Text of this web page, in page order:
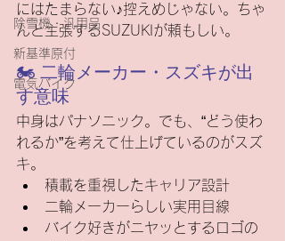
除雪機・汎用品
新基準原付
電気バイク
にはたまらない♪控えめじゃない。ちゃ
んと主張するSUZUKIが頼もしい。
🏍 二輪メーカー・スズキが出
す意味
中身はパナソニック。でも、“どう使わ
れるか”を考えて仕上げているのがスズ
キ。
積載を重視したキャリア設計
二輪メーカーらしい実用目線
バイク好きがニヤッとするロゴの